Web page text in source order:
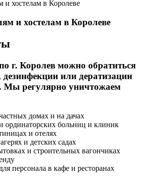
и хостелам в Королеве
г. Королев можно обратиться
дезинфекции или дератизации
Мы регулярно уничтожаем
домах и на дачах
ординаторских больниц и клиник
и отелях
и детских садах
и строительных вагончиках
персонала в кафе и ресторанах